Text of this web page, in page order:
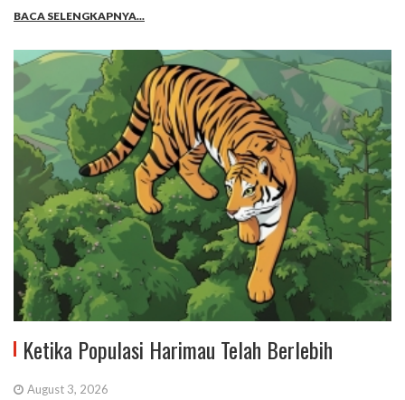
BACA SELENGKAPNYA...
Ketika Populasi Harimau Telah Berlebih
August 3, 2026